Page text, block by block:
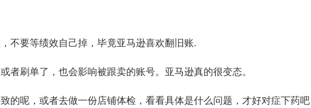
不要等绩效自己掉，毕竟亚马逊喜欢翻旧账.
刷单了，也会影响被跟卖的账号。亚马逊真的很变态。
的呢，或者去做一份店铺体检，看看具体是什么问题，才好对症下药